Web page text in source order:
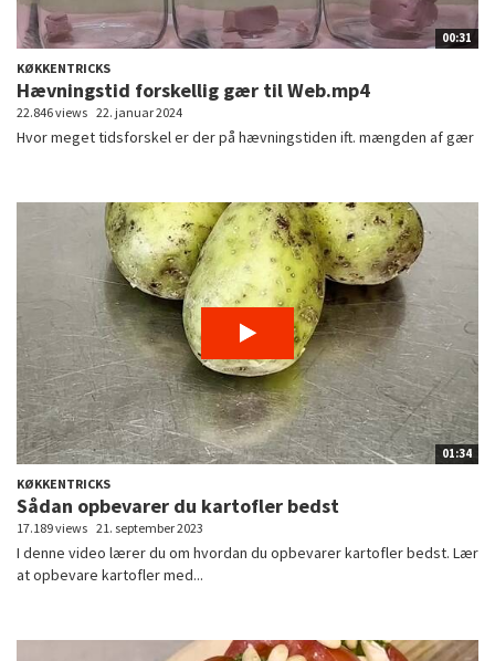
00:31
KØKKENTRICKS
Hævningstid forskellig gær til Web.mp4
22.846 views 22. januar 2024
Hvor meget tidsforskel er der på hævningstiden ift. mængden af gær
01:34
KØKKENTRICKS
Sådan opbevarer du kartofler bedst
17.189 views 21. september 2023
I denne video lærer du om hvordan du opbevarer kartofler bedst. Lær
at opbevare kartofler med...